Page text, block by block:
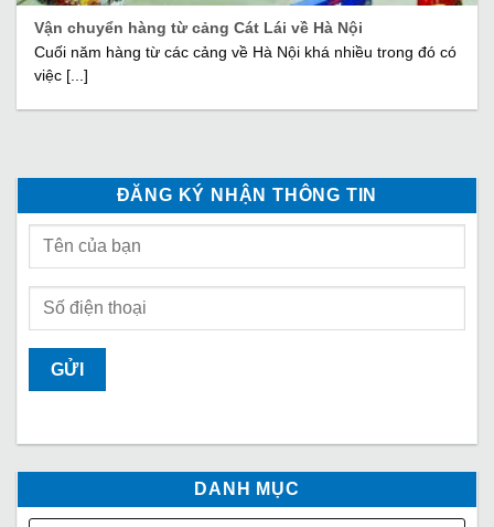
Vận chuyển hàng từ cảng Cát Lái về Hà Nội
Cuối năm hàng từ các cảng về Hà Nội khá nhiều trong đó có
việc [...]
ĐĂNG KÝ NHẬN THÔNG TIN
DANH MỤC